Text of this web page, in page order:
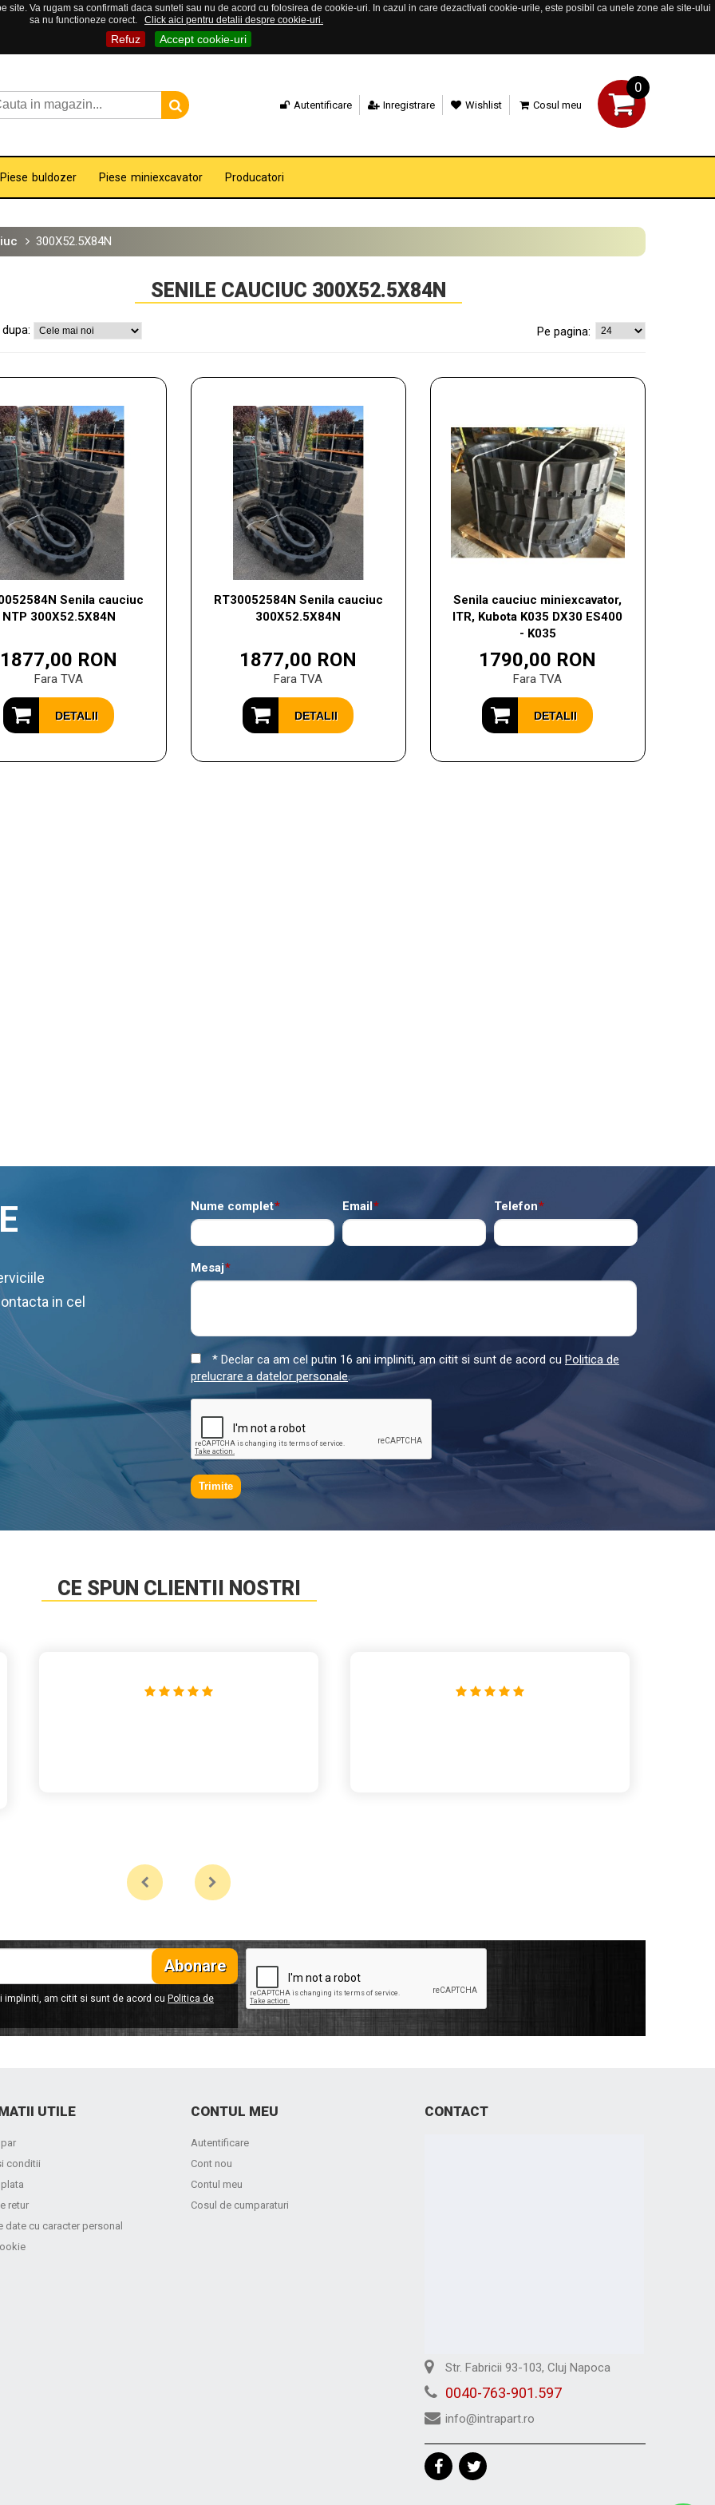
Va rugam sa confirmati daca sunteti sau nu de acord cu folosirea de cookie-uri. In cazul in care dezactivati cookie-urile, este posibil ca unele zone ale site-ului
sa nu functioneze corect.
Click aici pentru detalii despre cookie-uri.
Refuz Accept cookie-uri
0
Autentificare Inregistrare Wishlist Cosul meu
Piese buldozer Piese miniexcavator Producatori
300X52.5X84N
SENILE CAUCIUC 300X52.5X84N
Pe pagina:
Senila cauciuc
NTP 300X52.5X84N
1877,00 RON
Fara TVA
DETALII
RT30052584N Senila cauciuc
300X52.5X84N
1877,00 RON
Fara TVA
DETALII
Senila cauciuc miniexcavator,
ITR, Kubota K035 DX30 ES400
- K035
1790,00 RON
Fara TVA
DETALII
in cel
*
Nume complet *
Email *
Telefon
*
Mesaj
* Declar ca am cel putin 16 ani impliniti, am citit si sunt de acord cu Politica de
prelucrare a datelor personale.
Trimite
CE SPUN CLIENTII NOSTRI
Abonare
impliniti, am citit si sunt de acord cu Politica de
UTILE
conditii
retur
date cu caracter personal
CONTUL MEU
Autentificare
Cont nou
Contul meu
Cosul de cumparaturi
CONTACT
Str. Fabricii 93-103, Cluj Napoca
0040-763-901.597
info@intrapart.ro